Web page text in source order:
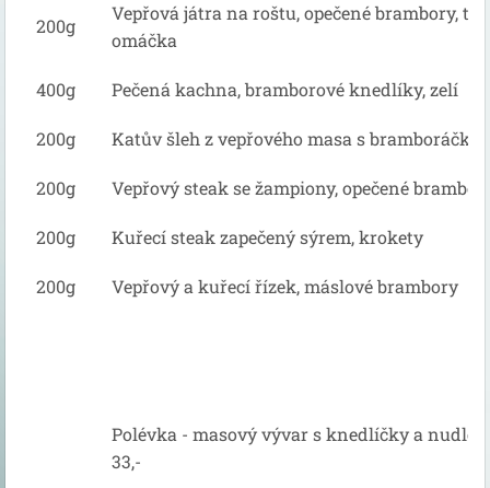
200g
Vepřová játra na roštu, opečené brambory,
omáčka
400g Pečená kachna, bramborové knedlíky, zelí
200g Katův šleh z vepřového masa s bramboráčky
200g Vepřový steak se žampiony, opečené
200g Kuřecí steak zapečený sýrem, krokety
200g Vepřový a kuřecí řízek, máslové brambory
Polévka - masový vývar s knedlíčky a
33,-